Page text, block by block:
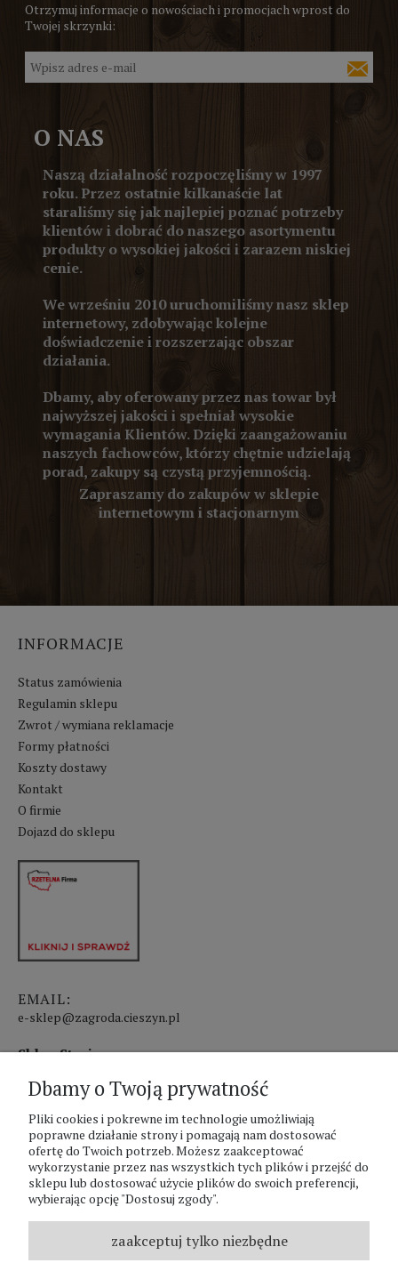
Otrzymuj informacje o nowościach i promocjach wprost do
Twojej skrzynki:
O NAS
Naszą działalność rozpoczęliśmy w 1997
roku. Przez ostatnie kilkanaście lat
staraliśmy się jak najlepiej poznać potrzeby
klientów i dobrać do naszego asortymentu
produkty o wysokiej jakości i zarazem niskiej
cenie.
We wrześniu 2010 uruchomiliśmy nasz sklep
internetowy, zdobywając kolejne
doświadczenie i rozszerzając obszar
działania.
Dbamy, aby oferowany przez nas towar był
najwyższej jakości i spełniał wysokie
wymagania Klientów. Dzięki zaangażowaniu
naszych fachowców, którzy chętnie udzielają
porad, zakupy są czystą przyjemnością.
Zapraszamy do zakupów w sklepie
internetowym i stacjonarnym
INFORMACJE
Status zamówienia
Regulamin sklepu
Zwrot / wymiana reklamacje
Formy płatności
Koszty dostawy
Kontakt
O firmie
Dojazd do sklepu
EMAIL:
e-sklep@zagroda.cieszyn.pl
Sklep Stacjonarny czynny:
pon.-pt. 8:00 - 17:00
sobota 8:00 - 13:00
PHU Zagroda A.Szlaur
ZAGRODA Centrum Ogrodnicze
UL. Hallera 116A
REGON: 070797952
Dbamy o Twoją prywatność
Pliki cookies i pokrewne im technologie umożliwiają
poprawne działanie strony i pomagają nam dostosować
ofertę do Twoich potrzeb. Możesz zaakceptować
wykorzystanie przez nas wszystkich tych plików i przejść do
sklepu lub dostosować użycie plików do swoich preferencji,
wybierając opcję "Dostosuj zgody".
zaakceptuj tylko niezbędne